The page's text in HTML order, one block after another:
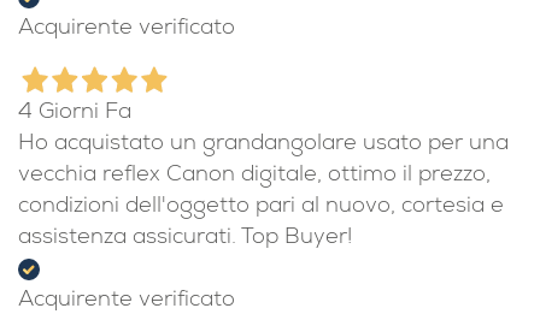
Acquirente verificato
4 Giorni Fa
Ho acquistato un grandangolare usato per una
vecchia reflex Canon digitale, ottimo il prezzo,
condizioni dell'oggetto pari al nuovo, cortesia e
assistenza assicurati. Top Buyer!
Acquirente verificato